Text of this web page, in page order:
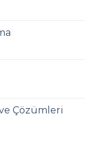
Çözümleri